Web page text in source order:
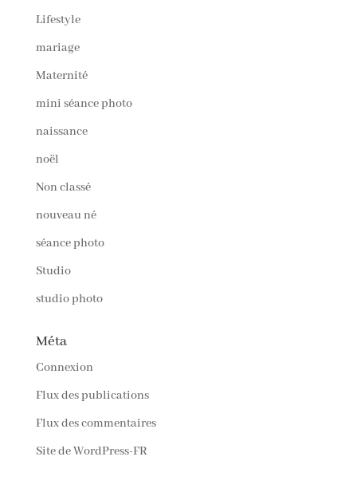
Lifestyle
mariage
Maternité
mini séance photo
naissance
noël
Non classé
nouveau né
séance photo
Studio
studio photo
Méta
Connexion
Flux des publications
Flux des commentaires
Site de WordPress-FR